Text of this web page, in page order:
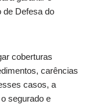
de Defesa do
coberturas
carências
casos, a
segurado e